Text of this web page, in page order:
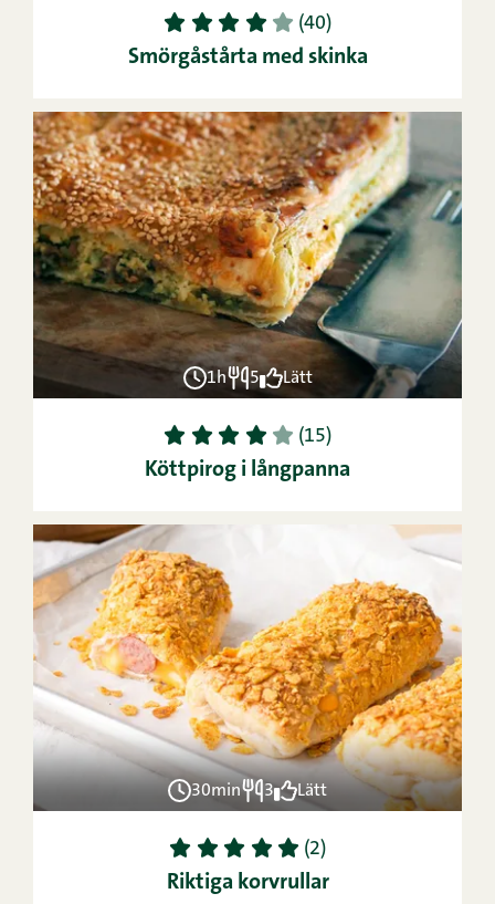
1 2 3 4 5 (40)
Smörgåstårta med skinka
1h 5 Lätt
1 2 3 4 5 (15)
Köttpirog i långpanna
30min 3 Lätt
1 2 3 4 5 (2)
Riktiga korvrullar